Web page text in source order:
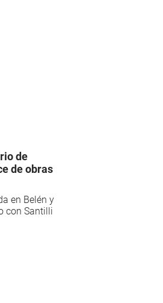
de
de obras
en Belén y
con Santilli